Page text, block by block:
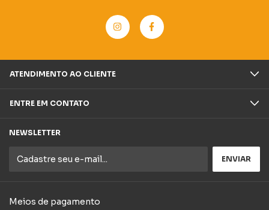
ATENDIMENTO AO CLIENTE
ENTRE EM CONTATO
NEWSLETTER
Meios de pagamento